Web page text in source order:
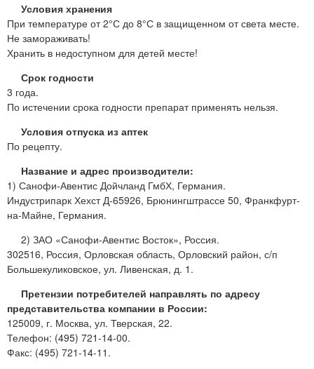
Условия хранения
При температуре от 2°С до 8°С в защищенном от света месте.
Не замораживать!
Хранить в недоступном для детей месте!
Срок годности
3 года.
По истечении срока годности препарат применять нельзя.
Условия отпуска из аптек
По рецепту.
Название и адрес производители:
1) Санофи-Авентис Дойчланд ГмбХ, Германия.
Индустрипарк Хехст Д-65926, Брюнингштрассе 50, Франкфурт-
на-Майне, Германия.
2) ЗАО «Санофи-Авентис Восток», Россия.
302516, Россия, Орловская область, Орловский район, с/п
Большекуликовское, ул. Ливенская, д. 1.
Претензии потребителей направлять по адресу
представительства компании в России:
125009, г. Москва, ул. Тверская, 22.
Телефон: (495) 721-14-00.
Факс: (495) 721-14-11.